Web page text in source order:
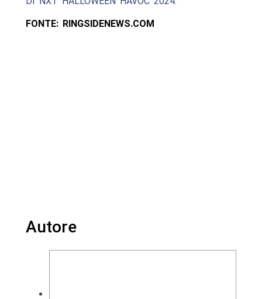
FONTE: RINGSIDENEWS.COM
Autore